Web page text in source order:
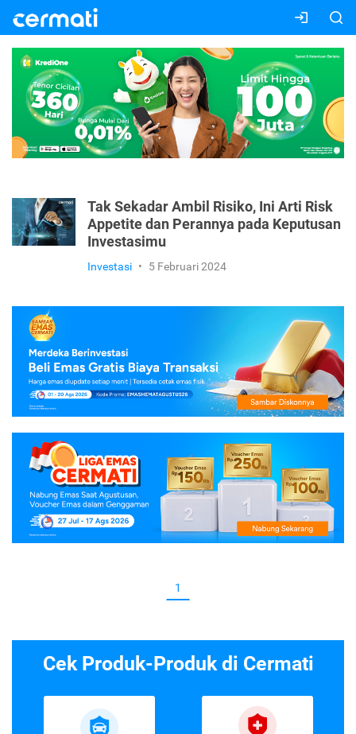
Tak Sekadar Ambil Risiko, Ini Arti Risk
Appetite dan Perannya pada Keputusan
Investasimu
Investasi • 5 Februari 2024
1
Cek Produk-Produk di Cermati